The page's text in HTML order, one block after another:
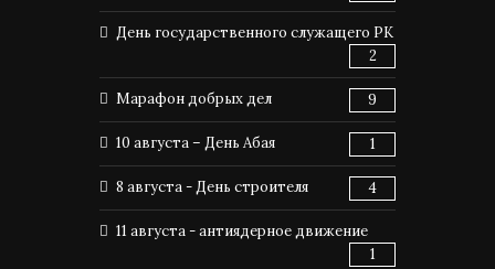
День государственного служащего РК
2
Марафон добрых дел 9
10 августа – День Абая 1
8 августа - День строителя 4
11 августа - антиядерное движение
1